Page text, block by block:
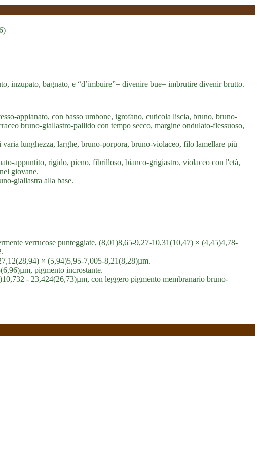
inzupato, bagnato, e “d’imbuire”= divenire bue= imbrutire divenir brutto.
appianato, con basso umbone, igrofano, cuticola liscia, bruno, bruno-
bruno-giallastro-pallido con tempo secco, margine ondulato-flessuoso,
varia lunghezza, larghe, bruno-porpora, bruno-violaceo, filo lamellare più
appuntito, rigido, pieno, fibrilloso, bianco-grigiastro, violaceo con l'età,
giovane.
giallastra alla base.
verrucose punteggiate, (8,01)8,65-9,27-10,31(10,47) × (4,45)4,78-
× (5,94)5,95-7,005-8,21(8,28)µm.
pigmento incrostante.
- 23,424(26,73)µm, con leggero pigmento membranario bruno-